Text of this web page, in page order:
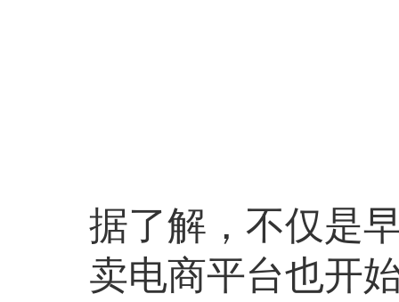
据了解，不仅是
卖电商平台也开